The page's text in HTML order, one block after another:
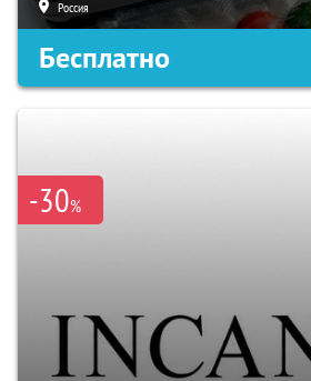
Россия
Бесплатно
-30%